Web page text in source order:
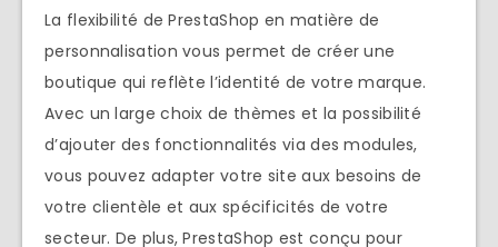
La flexibilité de PrestaShop en matière de
personnalisation vous permet de créer une
boutique qui reflète l’identité de votre marque.
Avec un large choix de thèmes et la possibilité
d’ajouter des fonctionnalités via des modules,
vous pouvez adapter votre site aux besoins de
votre clientèle et aux spécificités de votre
secteur. De plus, PrestaShop est conçu pour